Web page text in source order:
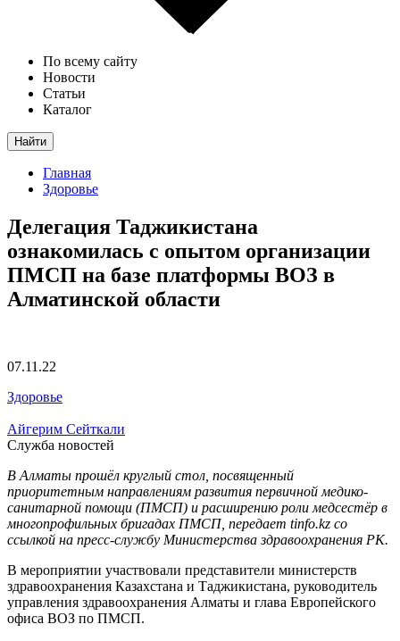
По всему сайту
Новости
Статьи
Каталог
Найти
Главная
Здоровье
Делегация Таджикистана
ознакомилась с опытом организации
ПМСП на базе платформы ВОЗ в
Алматинской области
07.11.22
Здоровье
Айгерим Сейткали
Служба новостей
В Алматы прошёл круглый стол, посвященный
приоритетным направлениям развития первичной медико-
санитарной помощи (ПМСП) и расширению роли медсестёр в
многопрофильных бригадах ПМСП, передает tinfo.kz со
ссылкой на пресс-службу Министерства здравоохранения РК.
В мероприятии участвовали представители министерств
здравоохранения Казахстана и Таджикистана, руководитель
управления здравоохранения Алматы и глава Европейского
офиса ВОЗ по ПМСП.